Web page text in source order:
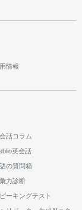
情報
話コラム
英会話
の質問箱
力診断
ーキングテスト